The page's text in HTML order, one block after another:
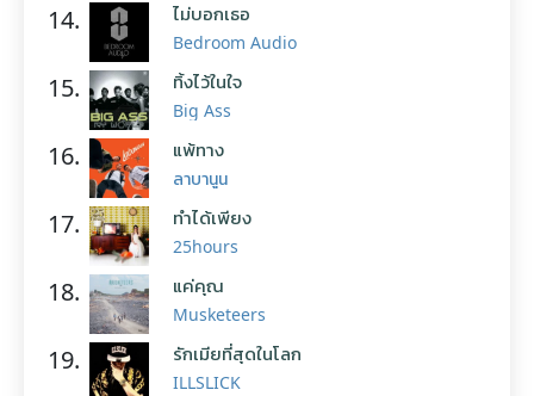
14. ไม่บอกเธอ
Bedroom Audio
15. ทิ้งไว้ในใจ
Big Ass
16. แพ้ทาง
ลาบานูน
17. ทำได้เพียง
25hours
18. แค่คุณ
Musketeers
19. รักเมียที่สุดในโลก
ILLSLICK